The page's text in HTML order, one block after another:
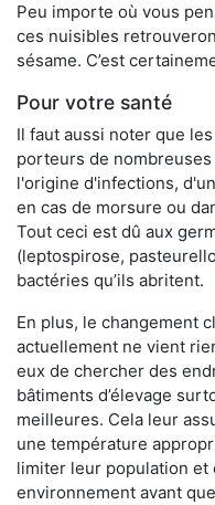
Peu importe où vous
ces nuisibles
sésame. C’est
Pour votre santé
Il faut aussi noter que
porteurs de
l'origine d'infections,
en cas de morsure ou
Tout ceci est dû aux
(leptospirose,
bactéries qu’ils abritent.
En plus, le changement
actuellement ne vient
eux de chercher des
bâtiments d’élevage
meilleures. Cela leur
une température
limiter leur population et
environnement avant